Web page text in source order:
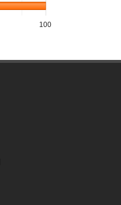
100